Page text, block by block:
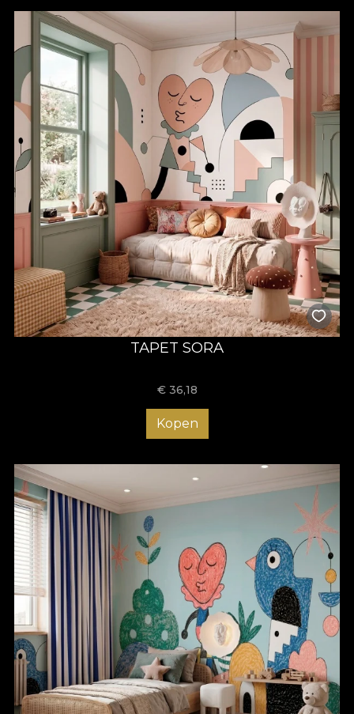
TAPET SORA
€ 36,18
Kopen